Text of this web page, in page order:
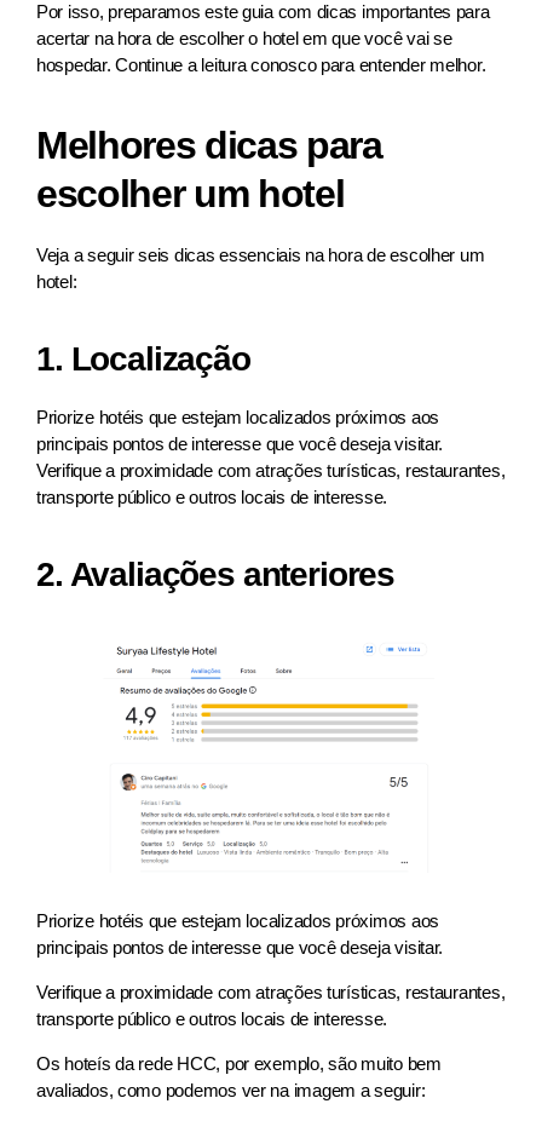
Por isso, preparamos este guia com dicas importantes para
acertar na hora de escolher o hotel em que você vai se
hospedar. Continue a leitura conosco para entender melhor.
Melhores dicas para
escolher um hotel
Veja a seguir seis dicas essenciais na hora de escolher um
hotel:
1. Localização
Priorize hotéis que estejam localizados próximos aos
principais pontos de interesse que você deseja visitar.
Verifique a proximidade com atrações turísticas, restaurantes,
transporte público e outros locais de interesse.
2. Avaliações anteriores
Priorize hotéis que estejam localizados próximos aos
principais pontos de interesse que você deseja visitar.
Verifique a proximidade com atrações turísticas, restaurantes,
transporte público e outros locais de interesse.
Os hoteís da rede HCC, por exemplo, são muito bem
avaliados, como podemos ver na imagem a seguir: